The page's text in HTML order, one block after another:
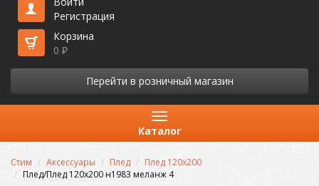
Регистрация
Корзина
0 ₽
Перейти в розничный магазин
Каталог
Стим Аксессуары Плед
Плед 120х200
Плед/Плед 120х200 н1983 меланж 4